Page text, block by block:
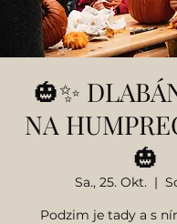
🎃✨
NA
🎃
Sa., 25. Okt.
  |
Podzim je tady a s